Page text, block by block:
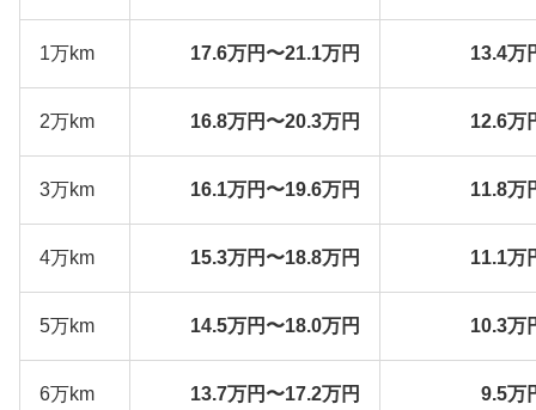
1万km 17.6万円〜21.1万円 13.4万
2万km 16.8万円〜20.3万円 12.6万
3万km 16.1万円〜19.6万円 11.8万
4万km 15.3万円〜18.8万円 11.1万
5万km 14.5万円〜18.0万円 10.3万
6万km 13.7万円〜17.2万円 9.5万